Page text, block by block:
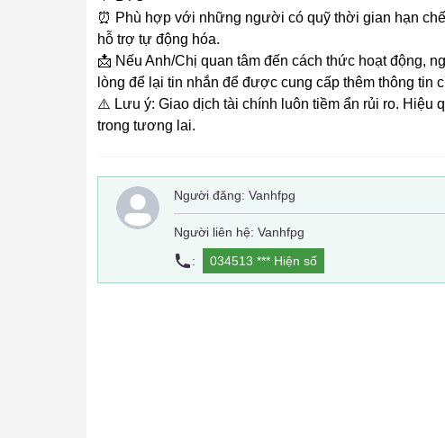
⏰ Phù hợp với những người có quỹ thời gian hạn
hỗ trợ tự động hóa.
📩 Nếu Anh/Chị quan tâm đến cách thức hoạt động,
lòng để lại tin nhắn để được cung cấp thêm thông tin
⚠️ Lưu ý: Giao dịch tài chính luôn tiềm ẩn rủi ro. Hiệu
trong tương lai.
Người đăng: Vanhfpg
Người liên hệ: Vanhfpg
:
034513 *** Hiện số